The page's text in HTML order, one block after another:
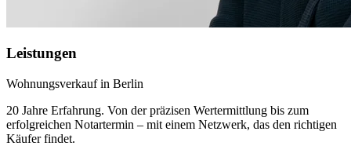
Leistungen
Wohnungsverkauf in Berlin
20 Jahre Erfahrung. Von der präzisen Wertermittlung bis zum
erfolgreichen Notartermin – mit einem Netzwerk, das den richtigen
Käufer findet.